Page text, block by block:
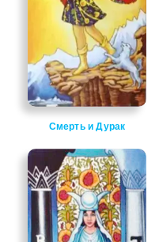
Смерть и Дурак